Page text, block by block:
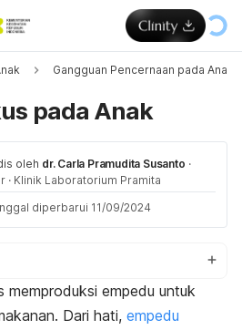
Gangguan Pencernaan pada Anak
pada Anak
oleh dr. Carla Pramudita Susanto ·
· Klinik Laboratorium Pramita
diperbarui 11/09/2024
memproduksi empedu untuk
Dari hati, empedu